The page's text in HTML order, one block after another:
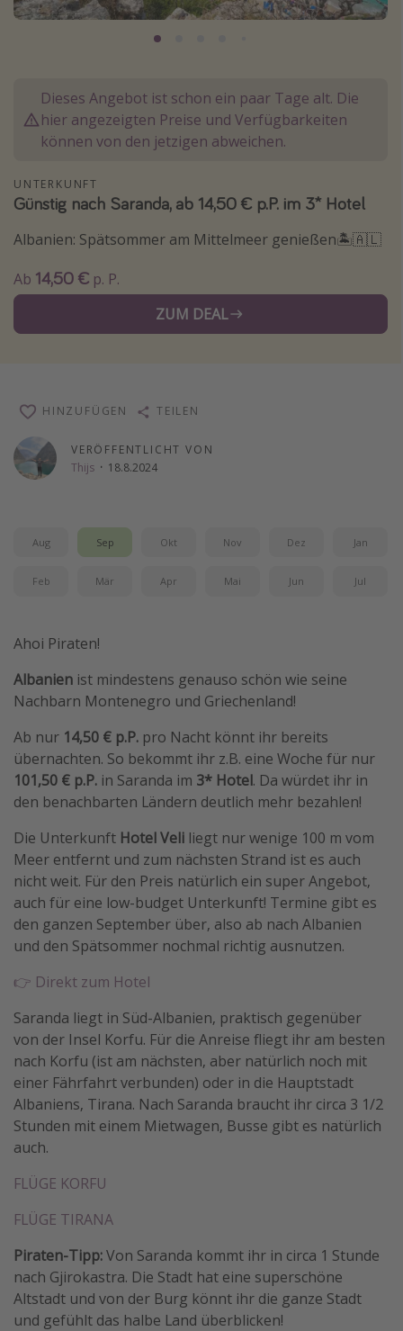
Normandie Urlaub
Kefalonia Urlaub
Krabi Urlaub
Sri Lanka Rundreise
Reisethemen
Wellnessurlaub
Singlereisen
Strandurlaub
Hotels in Hamburg
Weitere Themen
Reise Journal
Familienurlaub in der Türkei
Rundreisen in Thailand
Bahnreisen in der Schweiz
Reisepassfreie Reiseziele
Travel Know How
Silvesterreisen
Last Minute Urlaub Mallorca
Last Minute Urlaub Deutschland
Dieses Angebot ist schon ein paar Tage alt. Die
hier angezeigten Preise und Verfügbarkeiten
können von den jetzigen abweichen.
UNTERKUNFT
Günstig nach Saranda, ab 14,50 € p.P. im 3* Hotel
Albanien: Spätsommer am Mittelmeer genießen🏝️🇦🇱
Ab 14,50 € p. P.
ZUM DEAL
VERÖFFENTLICHT VON
Thijs · 18.8.2024
HINZUFÜGEN TEILEN
Aug Sep Okt Nov Dez Jan
Feb Mär Apr Mai Jun Jul
Ahoi Piraten!
Albanien ist mindestens genauso schön wie seine
Nachbarn Montenegro und Griechenland!
Ab nur 14,50 € p.P. pro Nacht könnt ihr bereits
übernachten. So bekommt ihr z.B. eine Woche für nur
101,50 € p.P. in Saranda im 3* Hotel. Da würdet ihr in
den benachbarten Ländern deutlich mehr bezahlen!
Die Unterkunft Hotel Veli liegt nur wenige 100 m vom
Meer entfernt und zum nächsten Strand ist es auch
nicht weit. Für den Preis natürlich ein super Angebot,
auch für eine low-budget Unterkunft! Termine gibt es
den ganzen September über, also ab nach Albanien
und den Spätsommer nochmal richtig ausnutzen.
👉 Direkt zum Hotel
Saranda liegt in Süd-Albanien, praktisch gegenüber
von der Insel Korfu. Für die Anreise fliegt ihr am besten
nach Korfu (ist am nächsten, aber natürlich noch mit
einer Fährfahrt verbunden) oder in die Hauptstadt
Albaniens, Tirana. Nach Saranda braucht ihr circa 3 1/2
Stunden mit einem Mietwagen, Busse gibt es natürlich
auch.
FLÜGE KORFU
FLÜGE TIRANA
Piraten-Tipp:Von Saranda kommt ihr in circa 1 Stunde
nach Gjirokastra. Die Stadt hat eine superschöne
Altstadt und von der Burg könnt ihr die ganze Stadt
und gefühlt das halbe Land überblicken!